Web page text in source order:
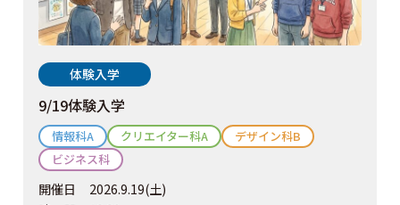
体験入学
9/19体験入学
情報科A クリエイター科A
デザイン科B
ビジネス科
開催日
2026.9.19(土)